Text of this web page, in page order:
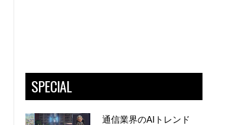
SPECIAL
通信業界のAIトレンド